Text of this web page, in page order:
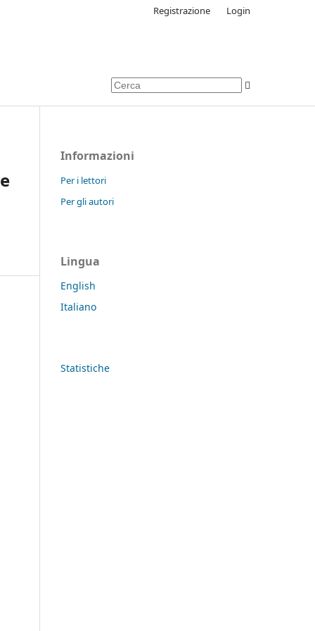
Registrazione Login
Informazioni
Per i lettori
Per gli autori
Lingua
English
Italiano
Statistiche